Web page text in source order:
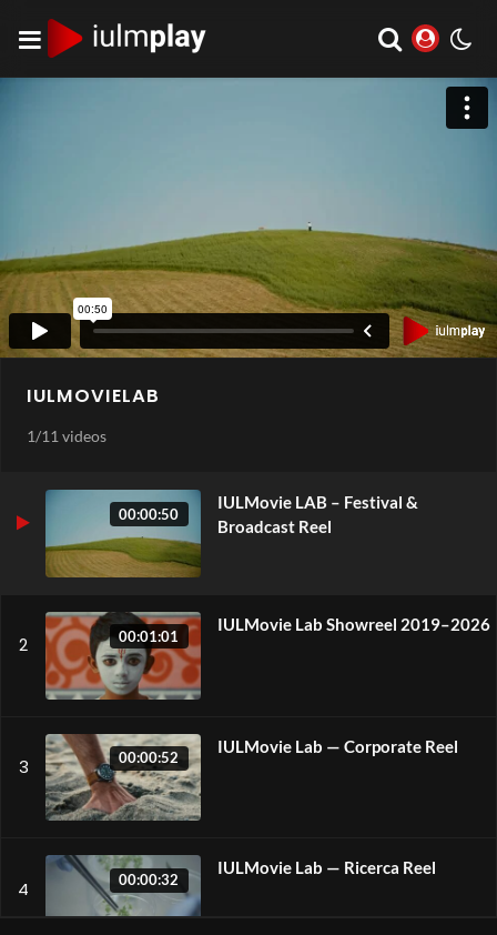
IULMOVIELAB
1/11 videos
00:00:50
IULMovie LAB – Festival &
Broadcast Reel
2 00:01:01
IULMovie Lab Showreel 2019–2026
3 00:00:52
IULMovie Lab — Corporate Reel
4 00:00:32
IULMovie Lab — Ricerca Reel